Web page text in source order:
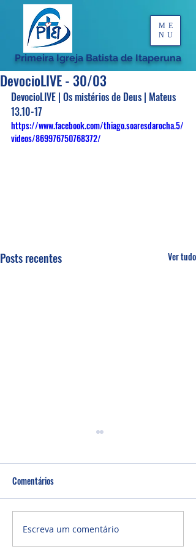
Primeira Igreja Batista de Itaperuna
ME
NU
DevocioLIVE - 30/03
DevocioLIVE | Os mistérios de Deus | Mateus
13.10-17
https://www.facebook.com/thiago.soaresdarocha.5/
videos/869976750768372/
Posts recentes Ver tudo
Comentários
Escreva um comentário